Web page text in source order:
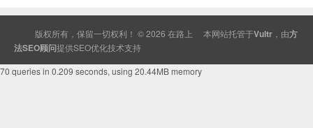
版权所有，保留一切权利！ © 2026 在路上 本网站托管于Vultr ，由方
法SEO顾问提供SEO优化技术支持
70 queries in 0.209 seconds, using 20.44MB memory